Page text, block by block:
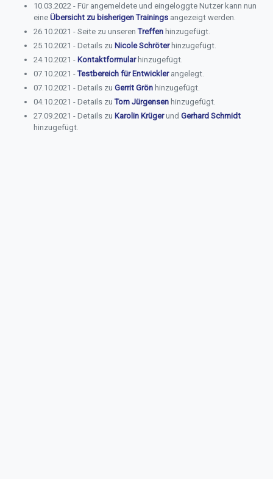
10.03.2022 - Für angemeldete und eingeloggte Nutzer kann nun
eine Übersicht zu bisherigen Trainings angezeigt werden.
26.10.2021 - Seite zu unserenTreffen hinzugefügt.
25.10.2021 - Details zu Nicole Schröterhinzugefügt.
24.10.2021 - Kontaktformularhinzugefügt.
07.10.2021 -Testbereich für Entwicklerangelegt.
07.10.2021 - Details zu Gerrit Grön hinzugefügt.
04.10.2021 - Details zuTom Jürgensen hinzugefügt.
27.09.2021 - Details zu Karolin Krügerund Gerhard Schmidt
hinzugefügt.